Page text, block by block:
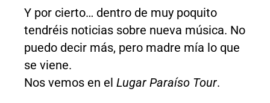
Y por cierto… dentro de muy poquito
tendréis noticias sobre nueva música. No
puedo decir más, pero madre mía lo que
se viene.
Nos vemos en el Lugar Paraíso Tour.